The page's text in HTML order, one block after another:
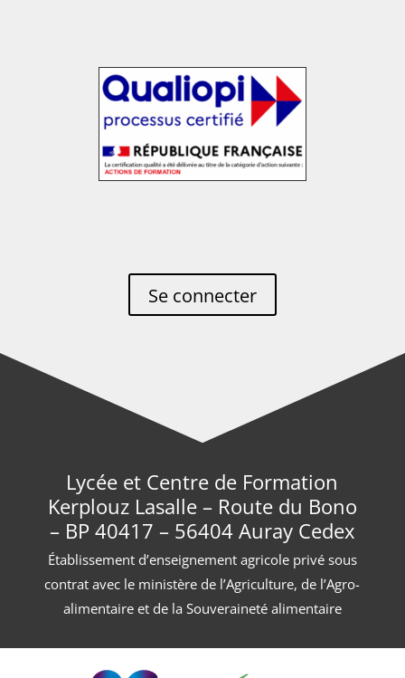
Se connecter
Lycée et Centre de Formation
Kerplouz Lasalle – Route du Bono
– BP 40417 – 56404 Auray Cedex
Établissement d’enseignement agricole privé sous
contrat avec le ministère de l’Agriculture, de l’Agro-
alimentaire et de la Souveraineté alimentaire